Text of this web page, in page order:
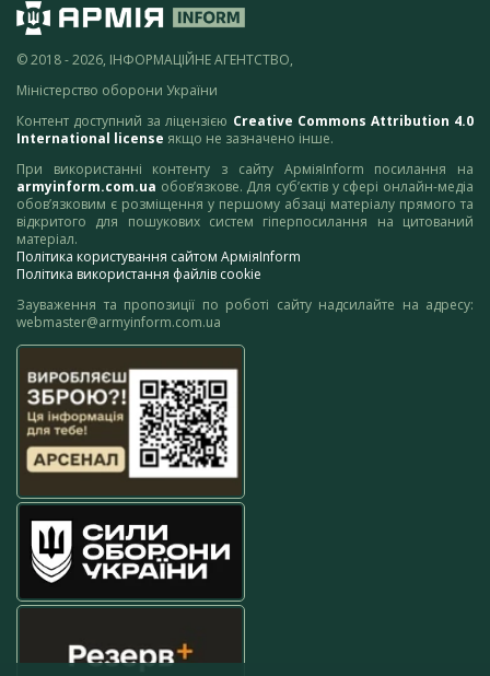
© 2018 - 2026, ІНФОРМАЦІЙНЕ АГЕНТСТВО,
Міністерство оборони України
Контент доступний за ліцензією Creative Commons Attribution 4.0
International license якщо не зазначено інше.
При використанні контенту з сайту АрміяInform посилання на
armyinform.com.ua обов’язкове. Для суб’єктів у сфері онлайн-медіа
обов’язковим є розміщення у першому абзаці матеріалу прямого та
відкритого для пошукових систем гіперпосилання на цитований
матеріал.
Політика користування сайтом АрміяInform
Політика використання файлів cookie
Зауваження та пропозиції по роботі сайту надсилайте на адресу:
webmaster@armyinform.com.ua